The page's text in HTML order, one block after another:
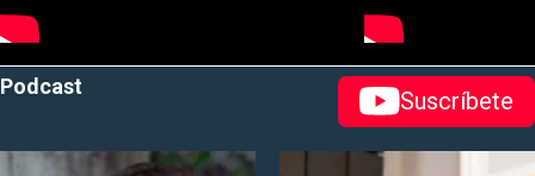
Podcast
Suscríbete
abre en nueva pestaña